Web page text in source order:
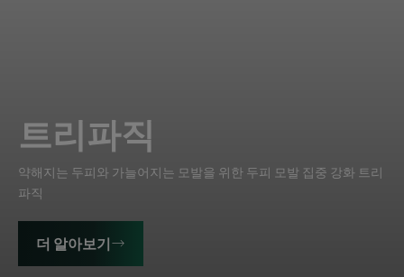
트리파직
약해지는 두피와 가늘어지는 모발을 위한 두피 모발 집중 강화 트리
파직
더 알아보기